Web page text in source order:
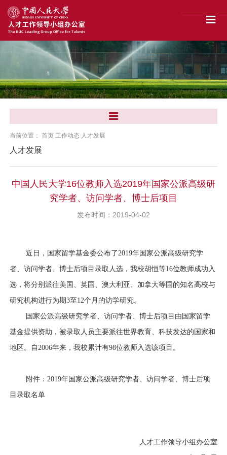
当前位置：首页 工作动态 人才发展
人才发展
中国人民大学16位教师入选2019年国家公派高级研
究学者、访问学者、博士后项目
发布时间：2019-04-02
近日，国家留学基金委公布了 2019年国家公派高级研究学
者、访问学者、博士后项目录取人选，我校胡恒等16位教师成功入
选，将分别派往美国、英国、澳大利亚、加拿大等国的知名高校与
研究机构进行为期3至12个月的访学研究。
国家公派高级研究学者、访问学者、博士后项目由国家留学
基金提供资助，被录取人员主要派往世界教育、科技发达的国家和
地区。自 2006年来，我校累计有98位教师入选该项目。
附件： 2019年国家公派高级研究学者、访问学者、博士后项
目录取名单
人才工作领导小组办公室